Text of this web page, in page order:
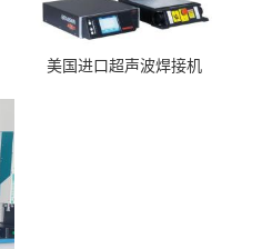
美国进口超声波焊接机